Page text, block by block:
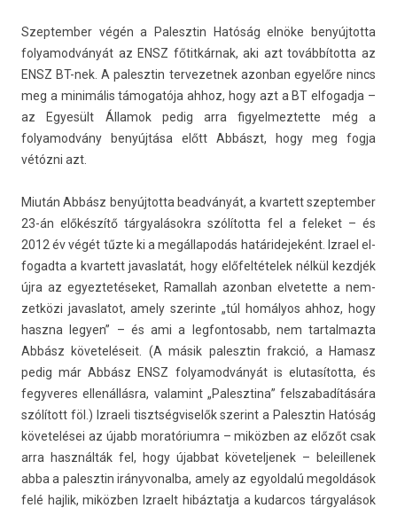
Szep­temb­er végén a Palesztin Hatóság elnöke be­nyúj­totta
folyamod­ványát az ENSZ főtitkárnak, aki azt továbbította az
ENSZ BT-nek. A palesztin ter­vezet­nek azon­ban egyelőre nincs
meg a minimális támogatója ahhoz, hogy azt a BT el­fogad­ja –
az Egyesült Államok pedig arra figyel­meztet­te még a
folyamod­vány benyújtása előtt Abbászt, hogy meg fogja
vétózni azt.
Miután Abbász be­nyúj­totta beadványát, a kvar­tett szep­temb­er
23-án előkészítő tárgyalásokra szólította fel a feleket – és
2012 év végét tűzte ki a megál­lapodás határidejeként. Iz­rael el­
fogad­ta a kvar­tett javas­latát, hogy előfeltételek nélkül kezdjék
újra az egyez­tetéseket, Ramal­lah azon­ban el­vetet­te a nem­
zetközi javas­latot, amely szerin­te „túl homályos ahhoz, hogy
haszna legy­en” – és ami a leg­fontosabb, nem tar­talmaz­ta
Abbász követeléseit. (A másik palesztin frak­ció, a
Hamasz
pedig már Abbász ENSZ folyamod­ványát is elutasítot­ta, és
fegyveres ellenállásra, valamint „Palesztina” felszabadítására
szólított föl.) Iz­raeli tisztség­viselők szerint a Palesztin Hatóság
követelései az újabb moratórium­ra – miközben az előzőt csak
arra használták fel, hogy újab­bat követel­jenek – be­leil­lenek
abba a palesztin ir­ányvonal­ba, amely az egyold­alú megol­dások
felé haj­lik, miközben Iz­raelt hibáz­tatja a kudar­cos tárgyalások